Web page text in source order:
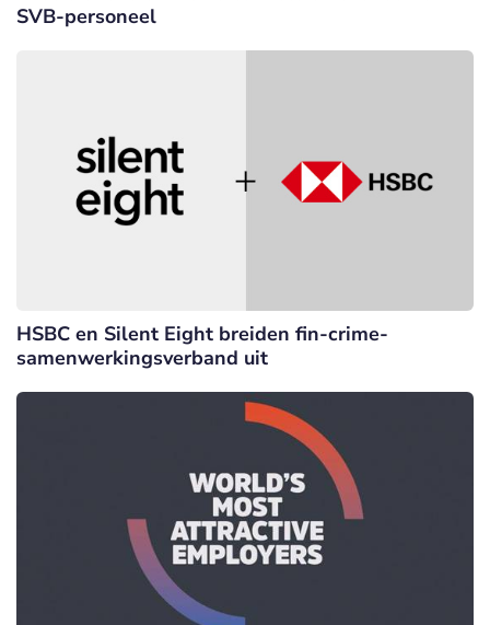
SVB-personeel
HSBC en Silent Eight breiden fin-crime-
samenwerkingsverband uit